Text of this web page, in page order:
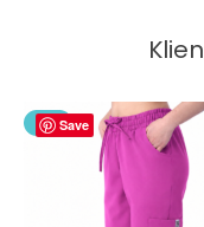
Save
NEW